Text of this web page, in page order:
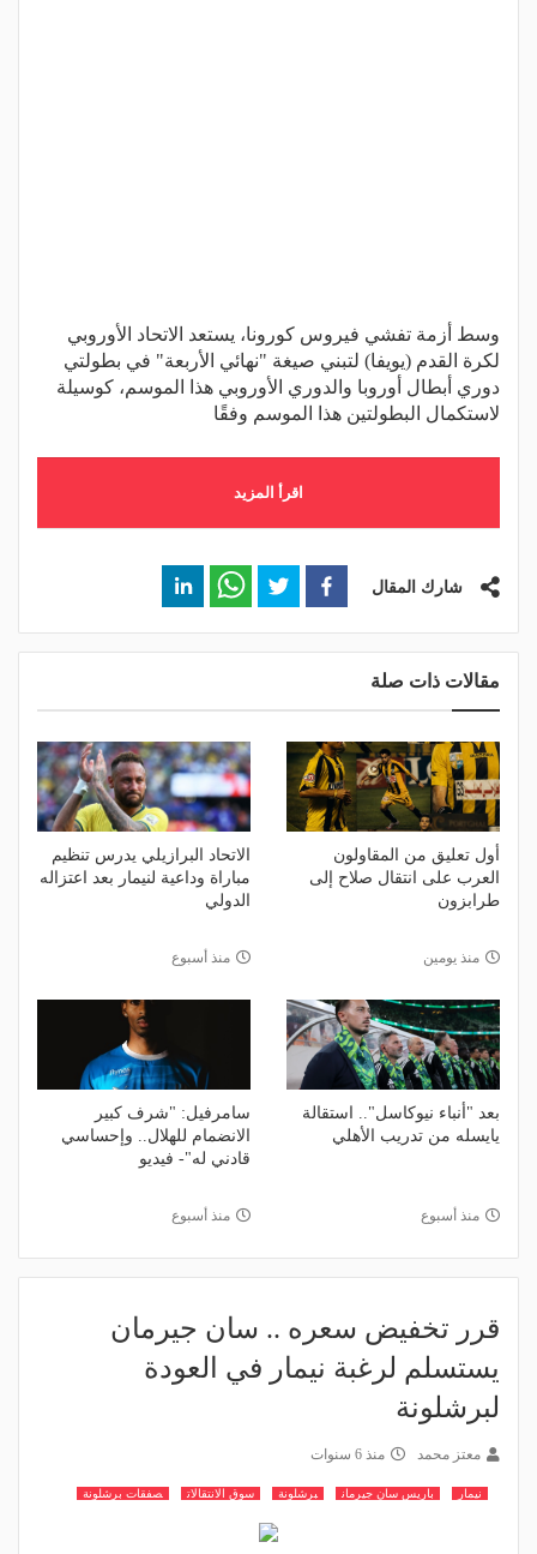
وسط أزمة تفشي فيروس كورونا، يستعد الاتحاد الأوروبي
لكرة القدم (يويفا) لتبني صيغة "نهائي الأربعة" في بطولتي
دوري أبطال أوروبا والدوري الأوروبي هذا الموسم، كوسيلة
لاستكمال البطولتين هذا الموسم وفقًا
اقرأ المزيد
شارك المقال
مقالات ذات صلة
أول تعليق من المقاولون
العرب على انتقال صلاح إلى
طرابزون
منذ يومين
الاتحاد البرازيلي يدرس تنظيم
مباراة وداعية لنيمار بعد اعتزاله
الدولي
منذ أسبوع
بعد "أنباء نيوكاسل".. استقالة
يايسله من تدريب الأهلي
منذ أسبوع
سامرفيل: "شرف كبير
الانضمام للهلال.. وإحساسي
قادني له"- فيديو
منذ أسبوع
قرر تخفيض سعره .. سان جيرمان
يستسلم لرغبة نيمار في العودة
لبرشلونة
معتز محمد منذ 6 سنوات
نيمار باريس سان جيرمان برشلونة سوق الانتقالات صفقات برشلونة